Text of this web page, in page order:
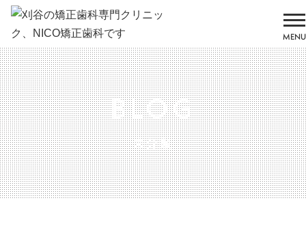
MENU
BLOG
未分類